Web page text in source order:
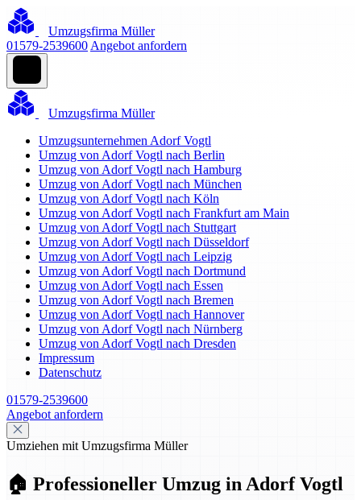
Umzugsfirma Müller
01579-2539600 Angebot anfordern
Umzugsfirma Müller
Umzugsunternehmen Adorf Vogtl
Umzug von Adorf Vogtl nach Berlin
Umzug von Adorf Vogtl nach Hamburg
Umzug von Adorf Vogtl nach München
Umzug von Adorf Vogtl nach Köln
Umzug von Adorf Vogtl nach Frankfurt am Main
Umzug von Adorf Vogtl nach Stuttgart
Umzug von Adorf Vogtl nach Düsseldorf
Umzug von Adorf Vogtl nach Leipzig
Umzug von Adorf Vogtl nach Dortmund
Umzug von Adorf Vogtl nach Essen
Umzug von Adorf Vogtl nach Bremen
Umzug von Adorf Vogtl nach Hannover
Umzug von Adorf Vogtl nach Nürnberg
Umzug von Adorf Vogtl nach Dresden
Impressum
Datenschutz
01579-2539600
Angebot anfordern
Umziehen mit Umzugsfirma Müller
🏠 Professioneller Umzug in Adorf Vogtl